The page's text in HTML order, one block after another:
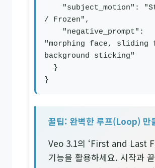
/ Frozen",
"morphing face, sliding
background sticking"
}
꿀팁: 완벽한 루프(Loop) 만
Veo 3.1의 ‘First and Last
기능을 활용하세요. 시작과